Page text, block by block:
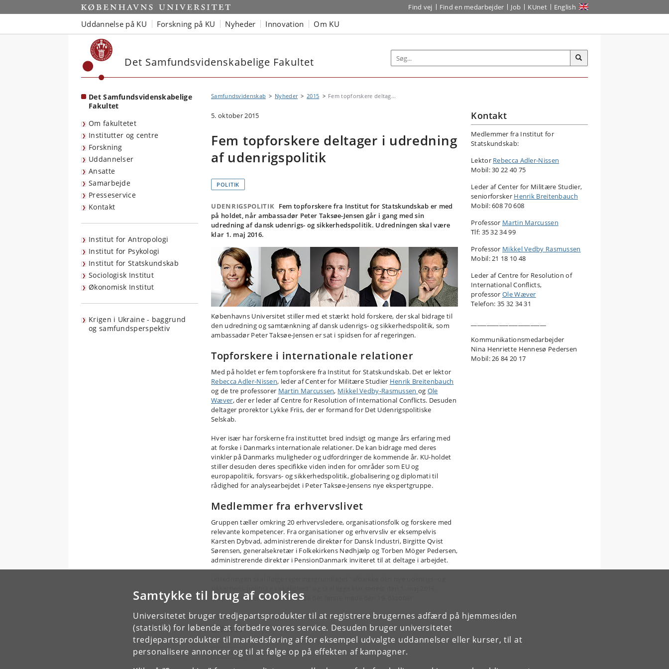
Samtykke til brug af cookies
Universitetet bruger tredjepartsprodukter til at registrere brugernes adfærd på hjemmesiden
(statistik) for løbende at forbedre vores service. Desuden bruger universitetet
tredjepartsprodukter til markedsføring af for eksempel udvalgte uddannelser eller kurser, til at
personalisere annoncer og til at følge op på effekten af kampagner.
Start Find vej Find en medarbejder Job KUnet English
Uddannelse på KU Forskning på KU Nyheder Innovation Om KU
Det Samfundsvidenskabelige Fakultet
Det Samfundsvidenskabelige
Fakultet
Om fakultetet
Institutter og centre
Forskning
Uddannelser
Ansatte
Samarbejde
Presseservice
Kontakt
Institut for Antropologi
Institut for Psykologi
Institut for Statskundskab
Sociologisk Institut
Økonomisk Institut
Krigen i Ukraine - baggrund
og samfundsperspektiv
Samfundsvidenskab Nyheder 2015 Fem topforskere deltag...
5. oktober 2015
Fem topforskere deltager i udredning
af udenrigspolitik
POLITIK
UDENRIGSPOLITIK Fem topforskere fra Institut for Statskundskab er med
på holdet, når ambassadør Peter Taksøe-Jensen går i gang med sin
udredning af dansk udenrigs- og sikkerhedspolitik. Udredningen skal være
klar 1. maj 2016.
Københavns Universitet stiller med et stærkt hold forskere, der skal bidrage til
den udredning og samtænkning af dansk udenrigs- og sikkerhedspolitik, som
ambassadør Peter Taksøe-Jensen er sat i spidsen for af regeringen.
Topforskere i internationale relationer
Med på holdet er fem topforskere fra Institut for Statskundskab. Det er lektor
Rebecca Adler-Nissen, leder af Center for Militære Studier Henrik Breitenbauch
og de tre professorer Martin Marcussen, Mikkel Vedby-Rasmussen og Ole
Wæver, der er leder af Centre for Resolution of International Conflicts. Desuden
deltager prorektor Lykke Friis, der er formand for Det Udenrigspolitiske
Selskab.
Hver især har forskerne fra instituttet bred indsigt og mange års erfaring med
at forske i Danmarks internationale relationer. De kan bidrage med deres
vinkler på Danmarks muligheder og udfordringer de kommende år. KU-holdet
stiller desuden deres specifikke viden inden for områder som EU og
europapolitik, forsvars- og sikkerhedspolitik, globalisering og diplomati til
rådighed for analysearbejdet i Peter Taksøe-Jensens nye ekspertgruppe.
Medlemmer fra erhvervslivet
Gruppen tæller omkring 20 erhvervsledere, organisationsfolk og forskere med
relevante kompetencer. Fra organisationer og erhvervsliv er eksempelvis
Karsten Dybvad, administrerende direktør for Dansk Industri, Birgitte Qvist
Sørensen, generalsekretær i Folkekirkens Nødhjælp og Torben Möger Pedersen,
administrerende direktør i PensionDanmark inviteret til at deltage i arbejdet.
Ekspertgruppen ventes at holde det første møde den 19. oktober.
Emner
POLITIK
Kontakt
Medlemmer fra Institut for
Statskundskab:
Lektor Rebecca Adler-Nissen
Mobil: 30 22 40 75
Leder af Center for Militære Studier,
seniorforsker Henrik Breitenbauch
Mobil: 608 70 608
Professor Martin Marcussen
Tlf: 35 32 34 99
Professor Mikkel Vedby Rasmussen
Mobil: 21 18 10 48
Leder af Centre for Resolution of
International Conflicts,
professor Ole Wæver
Telefon: 35 32 34 31
Kommunikationsmedarbejder
Nina Henriette Hennesø Pedersen
Mobil: 26 84 20 17